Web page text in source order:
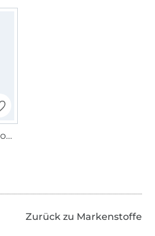
Mantelstoff Fibre Mood, weinrot
Zurück zu Markenstoffe